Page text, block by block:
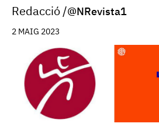
Redacció @NRevista1
2 MAIG 2023